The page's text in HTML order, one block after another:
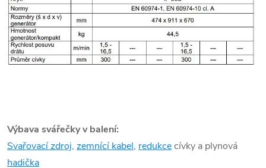
Výbava svářečky v balení:
Svařovací zdroj, zemnící kabel, redukcecívky a plynová
hadička